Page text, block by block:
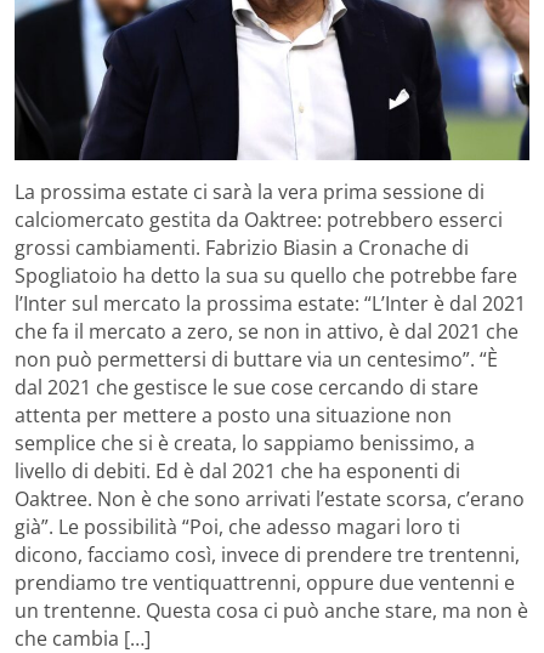
La prossima estate ci sarà la vera prima sessione di
calciomercato gestita da Oaktree: potrebbero esserci
grossi cambiamenti. Fabrizio Biasin a Cronache di
Spogliatoio ha detto la sua su quello che potrebbe fare
l’Inter sul mercato la prossima estate: “L’Inter è dal 2021
che fa il mercato a zero, se non in attivo, è dal 2021 che
non può permettersi di buttare via un centesimo”. “È
dal 2021 che gestisce le sue cose cercando di stare
attenta per mettere a posto una situazione non
semplice che si è creata, lo sappiamo benissimo, a
livello di debiti. Ed è dal 2021 che ha esponenti di
Oaktree. Non è che sono arrivati l’estate scorsa, c’erano
già”. Le possibilità “Poi, che adesso magari loro ti
dicono, facciamo così, invece di prendere tre trentenni,
prendiamo tre ventiquattrenni, oppure due ventenni e
un trentenne. Questa cosa ci può anche stare, ma non è
che cambia […]